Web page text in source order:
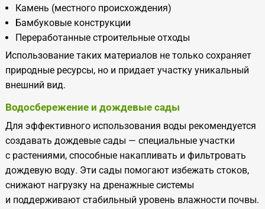
Камень (местного происхождения)
Бамбуковые конструкции
Переработанные строительные отходы
Использование таких материалов не только сохраняет
природные ресурсы, но и придает участку уникальный
внешний вид.
Водосбережение и дождевые сады
Для эффективного использования воды рекомендуется
создавать дождевые сады — специальные участки
с растениями, способные накапливать и фильтровать
дождевую воду. Эти сады помогают избежать стоков,
снижают нагрузку на дренажные системы
и поддерживают стабильный уровень влажности почвы.